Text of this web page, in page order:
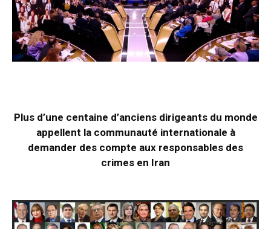
Plus d’une centaine d’anciens dirigeants du monde
appellent la communauté internationale à
demander des compte aux responsables des
crimes en Iran